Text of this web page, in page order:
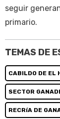
seguir
primario.
TEMAS DE
CABILDO DE EL
SECTOR
RECRíA DE